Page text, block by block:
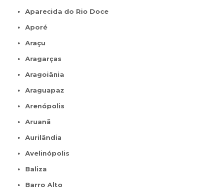
Aparecida do Rio Doce
Aporé
Araçu
Aragarças
Aragoiânia
Araguapaz
Arenópolis
Aruanã
Aurilândia
Avelinópolis
Baliza
Barro Alto